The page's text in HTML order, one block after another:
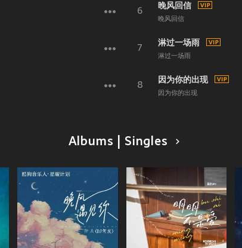
6
晚风回信
晚风回信
7
淋过一场雨
淋过一场雨
8
因为你的出现
因为你的出现
Albums | Singles